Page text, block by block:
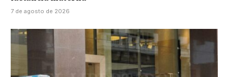
7 de agosto de 2026